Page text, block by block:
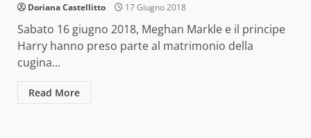
Doriana Castellitto 17 Giugno 2018
Sabato 16 giugno 2018, Meghan Markle e il principe
Harry hanno preso parte al matrimonio della
cugina...
Read More